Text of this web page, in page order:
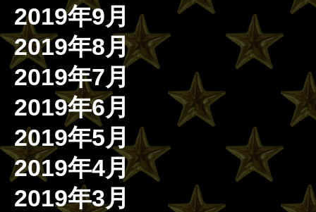
2019年9月
2019年8月
2019年7月
2019年6月
2019年5月
2019年4月
2019年3月